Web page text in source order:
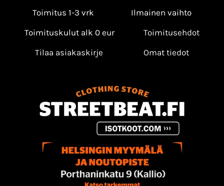
Toimitus 1-3 vrk
Ilmainen vaihto
Toimituskulut alk 0 eur
Toimitusehdot
Tilaa asiakaskirje
Omat tiedot